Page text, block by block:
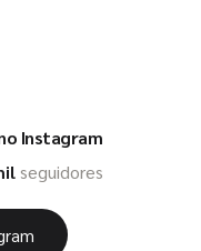
Instagram
seguidores